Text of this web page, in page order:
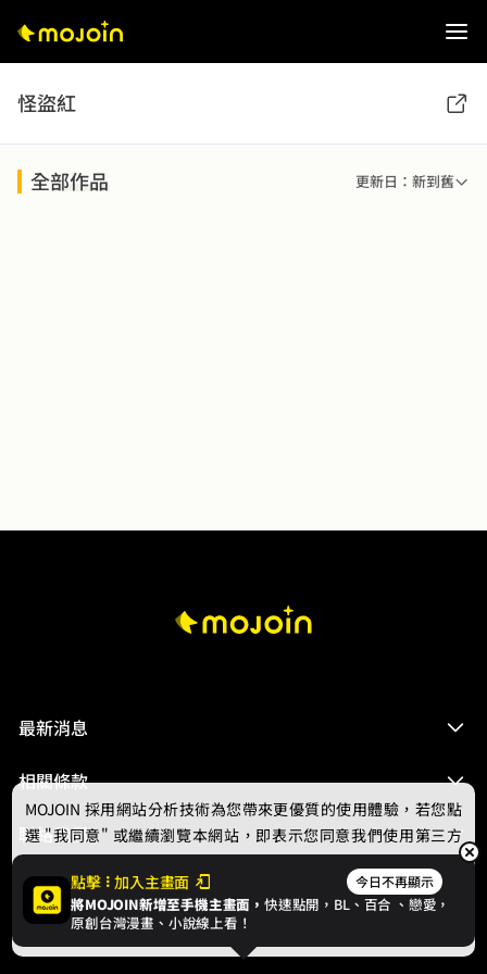
怪盜紅
全部作品 更新日：新到舊
最新消息
相關條款
聯絡我們
© 2024 gamania Digital Entertainment Co., Ltd.
點擊 加入主畫面 今日不再顯示
將MOJOIN新增至手機主畫面，快速點開，BL、 百合 、戀愛，
原創台灣漫畫、小說線上看！
MOJOIN 採用網站分析技術為您帶來更優質的使用體驗，若您點
選 "我同意" 或繼續瀏覽本網站，即表示您同意我們使用第三方
Cookie，欲瞭解更多資訊請見隱私權政策。
我同意